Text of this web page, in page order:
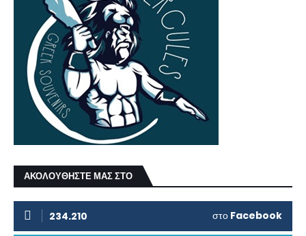
ΑΚΟΛΟΥΘΗΣΤΕ ΜΑΣ ΣΤΟ
234.210 στο Facebook